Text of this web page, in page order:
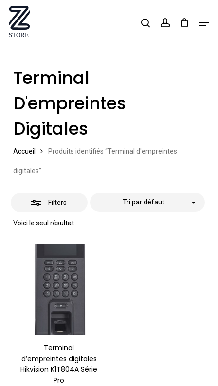
Skip
main
searchaccount
Terminal
D'empreintes
Digitales
Accueil Produits identifiés “Terminal d'empreintes
digitales”
Filters
Voici le seul résultat
Tri par défaut
Close
Terminal
d’empreintes digitales
Hikvision K1T804A Série
Pro